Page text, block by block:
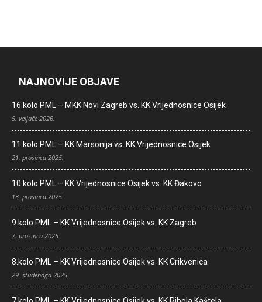
NAJNOVIJE OBJAVE
16.kolo PML – MKK Novi Zagreb vs. KK Vrijednosnice Osijek
5. veljače 2026.
11.kolo PML – KK Marsonija vs. KK Vrijednosnice Osijek
21. prosinca 2025.
10.kolo PML – KK Vrijednosnice Osijek vs. KK Đakovo
13. prosinca 2025.
9.kolo PML – KK Vrijednosnice Osijek vs. KK Zagreb
7. prosinca 2025.
8.kolo PML – KK Vrijednosnice Osijek vs. KK Crikvenica
29. studenoga 2025.